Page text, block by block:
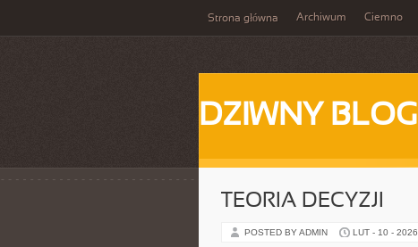
Strona główna Archiwum Ciemno
DZIWNY BLOG
TEORIA DECYZJI
POSTED BY ADMIN LUT - 10 - 2026